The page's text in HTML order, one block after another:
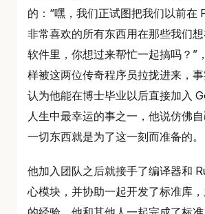
的：“嘿，我们正试图把我们以前在
非常喜欢的所有东西用在那些我们
软件里，你想过来帮忙一起搞吗？”
样被这两位传奇程序员拉拢进来，
认为他能在博士毕业以后直接加入
人生中最幸运的事之一，他说仿佛
一切东西就是为了这一刻而准备的。
他加入团队之后就接手了编译器和
心模块，并协助一起开发了标准库